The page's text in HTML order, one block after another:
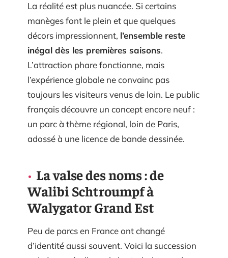
La réalité est plus nuancée. Si certains
manèges font le plein et que quelques
décors impressionnent, l’ensemble reste
inégal dès les premières saisons.
L’attraction phare fonctionne, mais
l’expérience globale ne convainc pas
toujours les visiteurs venus de loin. Le public
français découvre un concept encore neuf :
un parc à thème régional, loin de Paris,
adossé à une licence de bande dessinée.
La valse des noms : de
Walibi Schtroumpf à
Walygator Grand Est
Peu de parcs en France ont changé
d’identité aussi souvent. Voici la succession